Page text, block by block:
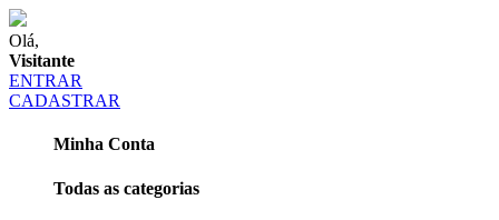
Olá,
Visitante
ENTRAR
CADASTRAR
Minha Conta
Todas as categorias